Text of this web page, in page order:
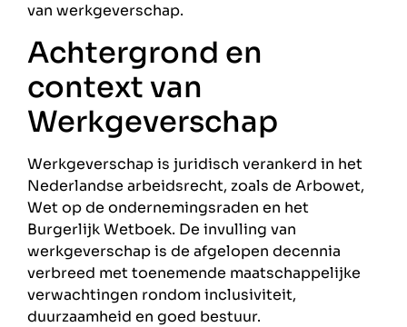
van werkgeverschap.
Achtergrond en
context van
Werkgeverschap
Werkgeverschap is juridisch verankerd in het
Nederlandse arbeidsrecht, zoals de Arbowet,
Wet op de ondernemingsraden en het
Burgerlijk Wetboek. De invulling van
werkgeverschap is de afgelopen decennia
verbreed met toenemende maatschappelijke
verwachtingen rondom inclusiviteit,
duurzaamheid en goed bestuur.